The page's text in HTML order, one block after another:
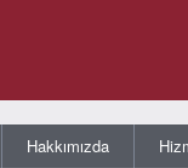
Hakkımızda